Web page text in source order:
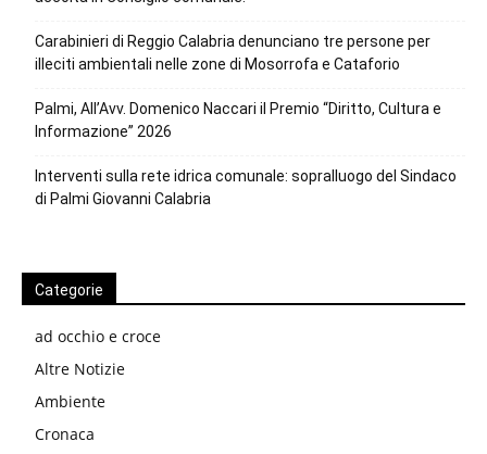
Carabinieri di Reggio Calabria denunciano tre persone per
illeciti ambientali nelle zone di Mosorrofa e Cataforio
Palmi, All’Avv. Domenico Naccari il Premio “Diritto, Cultura e
Informazione” 2026
Interventi sulla rete idrica comunale: sopralluogo del Sindaco
di Palmi Giovanni Calabria
Categorie
ad occhio e croce
Altre Notizie
Ambiente
Cronaca